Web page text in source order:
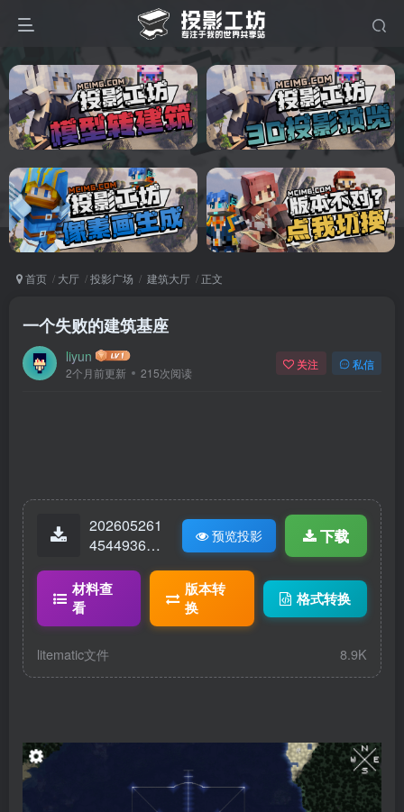
首页 大厅 投影广场 建筑大厅 正文
一个失败的建筑基座
liyun
2个月前更新 215次阅读
关注 私信
202605261
45449365-l
atic
预览投影 下载
材料查
看
版本转
换
格式转换
litematic文件 8.9K